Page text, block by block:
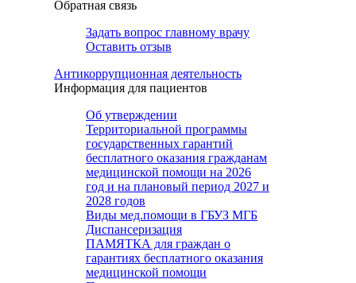
Обратная связь
Задать вопрос главному врачу
Оставить отзыв
Антикоррупционная деятельность
Информация для пациентов
Об утверждении
Территориальной программы
государственных гарантий
бесплатного оказания гражданам
медицинской помощи на 2026
год и на плановый период 2027 и
2028 годов
Виды мед.помощи в ГБУЗ МГБ
Диспансеризация
ПАМЯТКА для граждан о
гарантиях бесплатного оказания
медицинской помощи